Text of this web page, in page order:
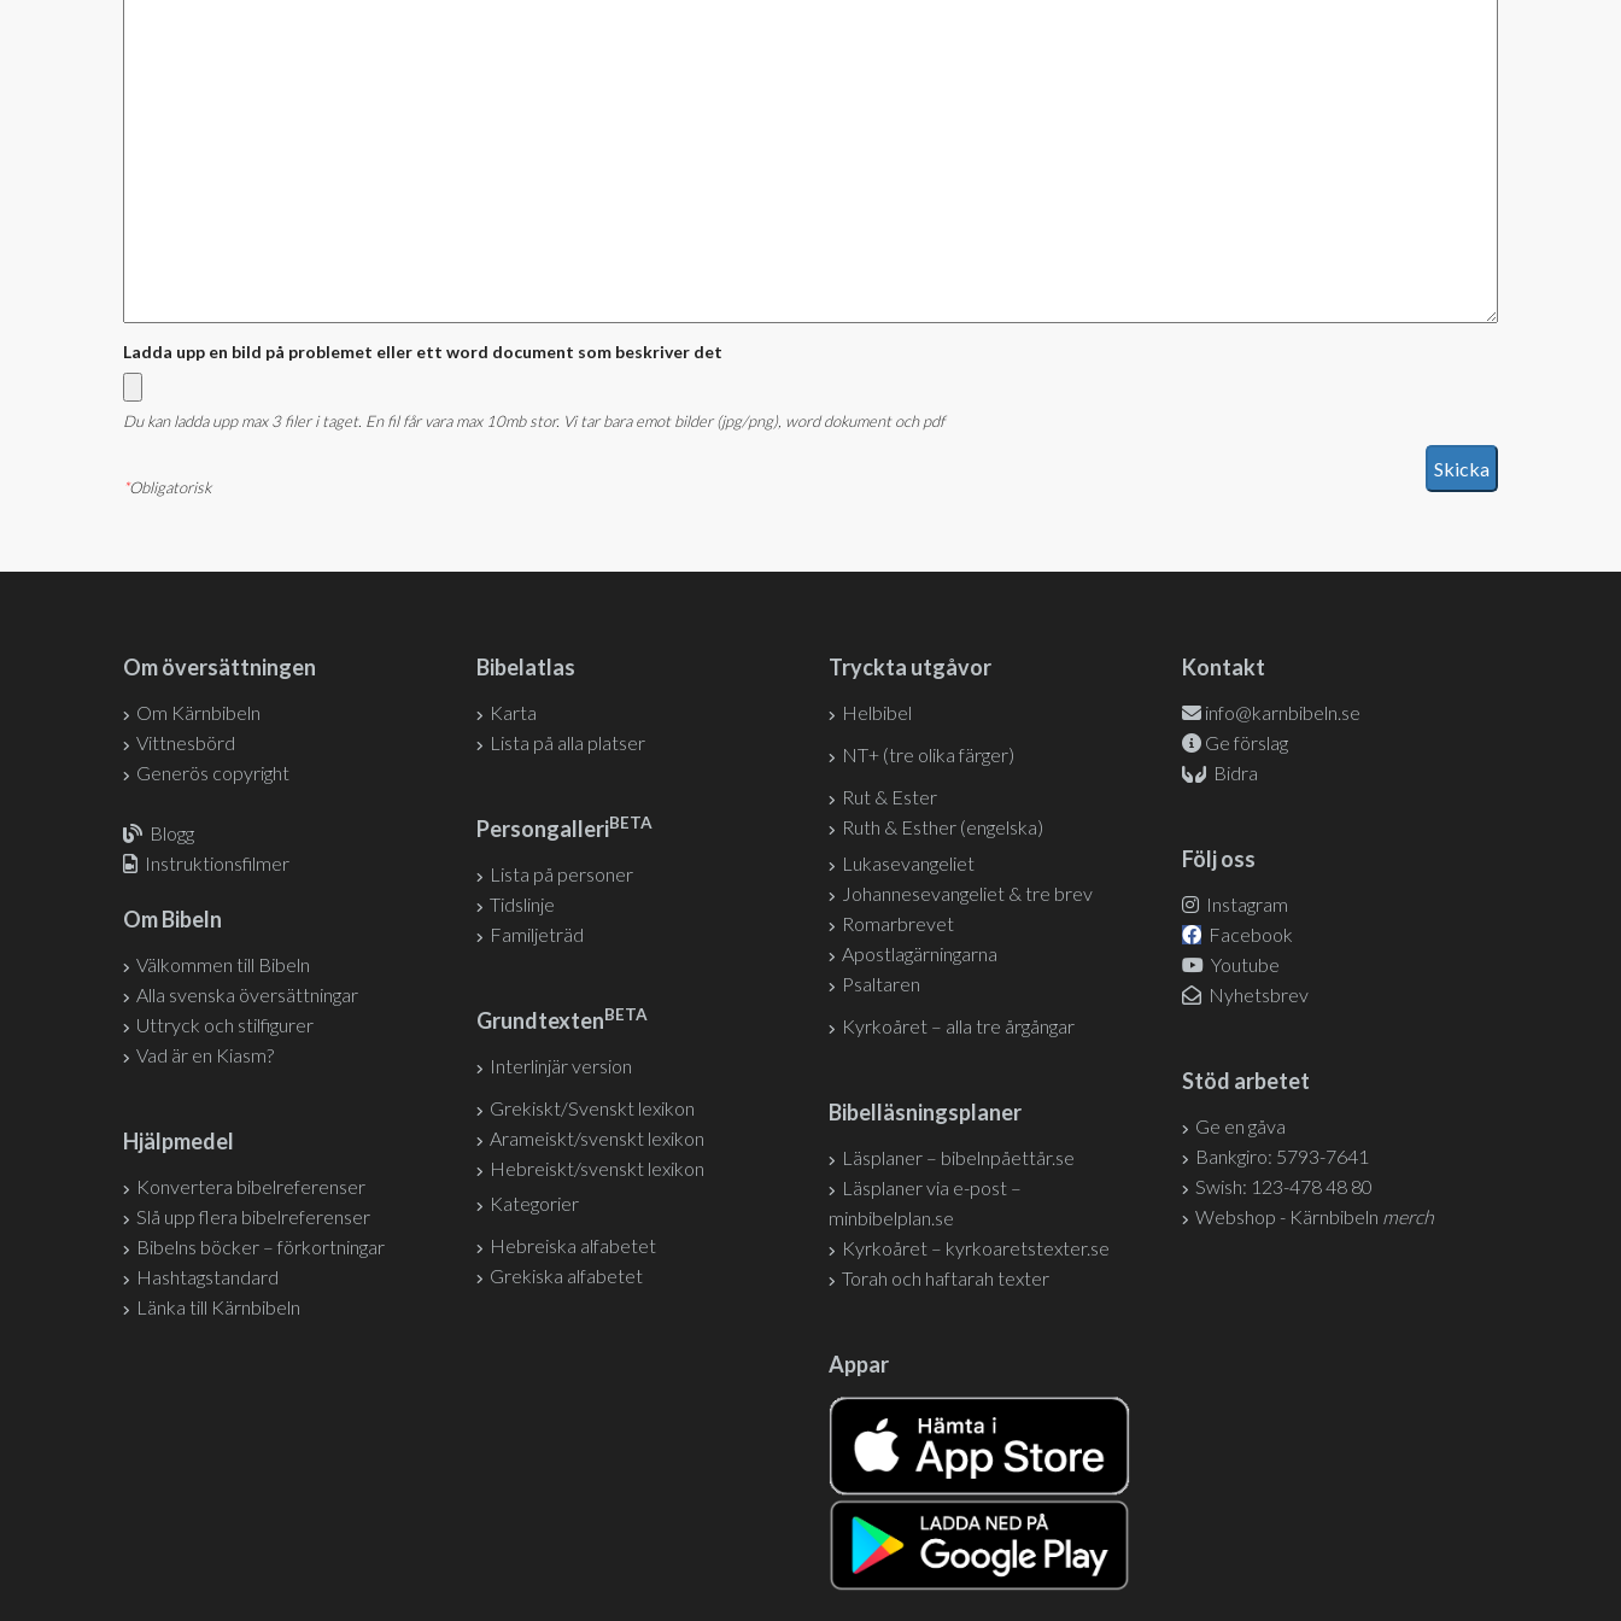
Ladda upp en bild på problemet eller ett word document som beskriver det
Du kan ladda upp max 3 filer i taget. En fil får vara max 10mb stor. Vi tar bara emot bilder (jpg/png), word dokument och pdf
*Obligatorisk
Om översättningen
Om Kärnbibeln
Vittnesbörd
Generös copyright
Blogg
Instruktionsfilmer
Om Bibeln
Välkommen till Bibeln
Alla svenska översättningar
Uttryck och stilfigurer
Vad är en Kiasm?
Hjälpmedel
Konvertera bibelreferenser
Slå upp flera bibelreferenser
Bibelns böcker – förkortningar
Hashtagstandard
Länka till Kärnbibeln
Bibelatlas
Karta
Lista på alla platser
PersongalleriBETA
Lista på personer
Tidslinje
Familjeträd
GrundtextenBETA
Interlinjär version
Grekiskt/Svenskt lexikon
Arameiskt/svenskt lexikon
Hebreiskt/svenskt lexikon
Kategorier
Hebreiska alfabetet
Grekiska alfabetet
Tryckta utgåvor
Helbibel
NT+ (tre olika färger)
Rut & Ester
Ruth & Esther (engelska)
Lukasevangeliet
Johannesevangeliet & tre brev
Romarbrevet
Apostlagärningarna
Psaltaren
Kyrkoåret – alla tre årgångar
Bibelläsningsplaner
Läsplaner – bibelnpåettår.se
Läsplaner via e-post –
minbibelplan.se
Kyrkoåret – kyrkoaretstexter.se
Torah och haftarah texter
Appar
Kontakt
info@karnbibeln.se
Ge förslag
Bidra
Följ oss
Instagram
Facebook
Youtube
Nyhetsbrev
Stöd arbetet
Ge en gåva
Bankgiro: 5793-7641
Swish: 123-478 48 80
Webshop - Kärnbibeln merch